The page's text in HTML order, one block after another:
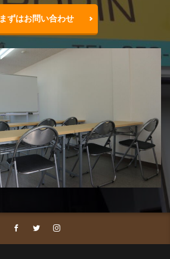
まずはお問い合わせ